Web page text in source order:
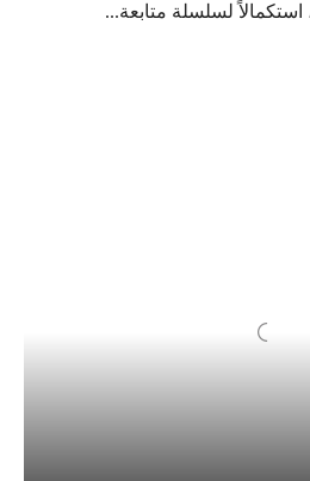
لسلسلة متابعة...